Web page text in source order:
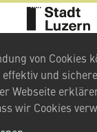
Luzern
von Cookies
und
Webseite
wir Cookies